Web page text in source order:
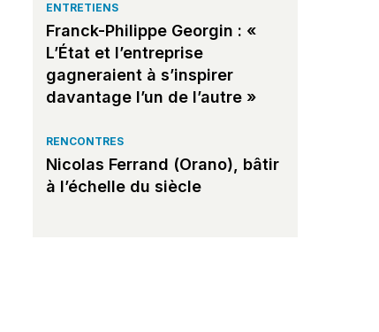
ENTRETIENS
Franck-Philippe Georgin : «
L’État et l’entreprise
gagneraient à s’inspirer
davantage l’un de l’autre »
RENCONTRES
Nicolas Ferrand (Orano), bâtir
à l’échelle du siècle